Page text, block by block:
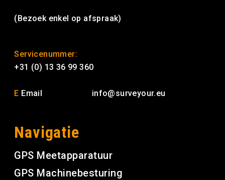
(Bezoek enkel op afspraak)
Servicenummer:
+31 (0) 13 36 99 360
E Email info@surveyour.eu
Navigatie
GPS Meetapparatuur
GPS Machinebesturing